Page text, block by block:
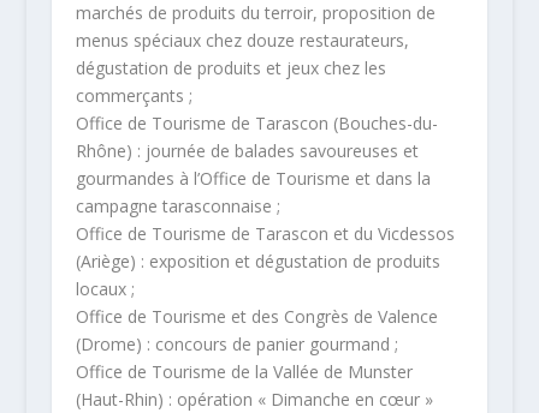
marchés de produits du terroir, proposition de
menus spéciaux chez douze restaurateurs,
dégustation de produits et jeux chez les
commerçants ;
Office de Tourisme de Tarascon (Bouches-du-
Rhône) : journée de balades savoureuses et
gourmandes à l’Office de Tourisme et dans la
campagne tarasconnaise ;
Office de Tourisme de Tarascon et du Vicdessos
(Ariège) : exposition et dégustation de produits
locaux ;
Office de Tourisme et des Congrès de Valence
(Drome) : concours de panier gourmand ;
Office de Tourisme de la Vallée de Munster
(Haut-Rhin) : opération « Dimanche en cœur »